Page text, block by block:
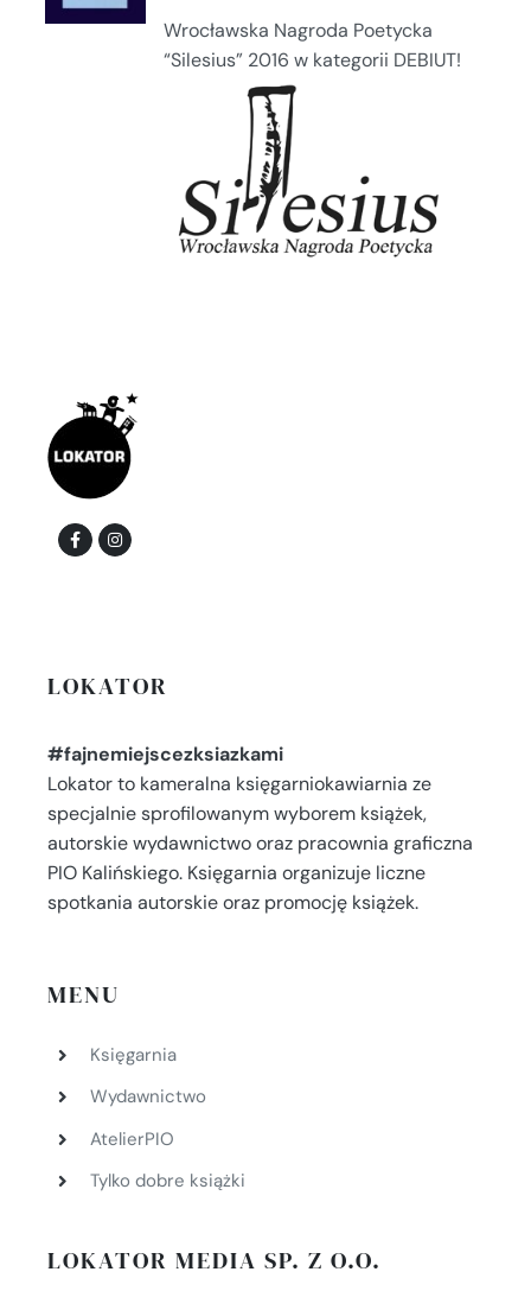
Wrocławska Nagroda Poetycka
“Silesius” 2016 w kategorii DEBIUT!
LOKATOR
#fajnemiejscezksiazkami
Lokator to kameralna księgarniokawiarnia ze
specjalnie sprofilowanym wyborem książek,
autorskie wydawnictwo oraz pracownia graficzna
PIO Kalińskiego. Księgarnia organizuje liczne
spotkania autorskie oraz promocję książek.
MENU
Księgarnia
Wydawnictwo
AtelierPIO
Tylko dobre książki
LOKATOR MEDIA SP. Z O.O.